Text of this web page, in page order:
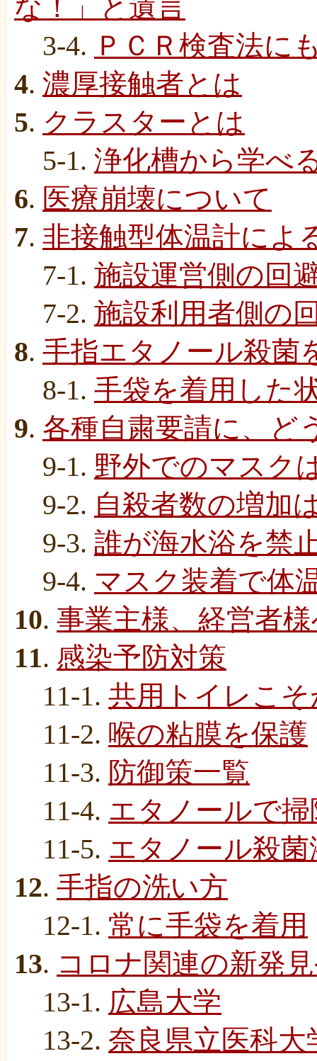
な！」と遺言
3-4. ＰＣＲ検査法に
4. 濃厚接触者とは
5. クラスターとは
5-1. 浄化槽から学べ
6. 医療崩壊について
7. 非接触型体温計によ
7-1. 施設運営側の回
7-2. 施設利用者側の
8. 手指エタノール殺菌
8-1. 手袋を着用した
9. 各種自粛要請に、ど
9-1. 野外でのマスク
9-2. 自殺者数の増加
9-3. 誰が海水浴を禁
9-4. マスク装着で体
10. 事業主様、経営者
11. 感染予防対策
11-1. 共用トイレこ
11-2. 喉の粘膜を保護
11-3. 防御策一覧
11-4. エタノールで
11-5. エタノール殺
12. 手指の洗い方
12-1. 常に手袋を着用
13. コロナ関連の新発
13-1. 広島大学
13-2. 奈良県立医科大